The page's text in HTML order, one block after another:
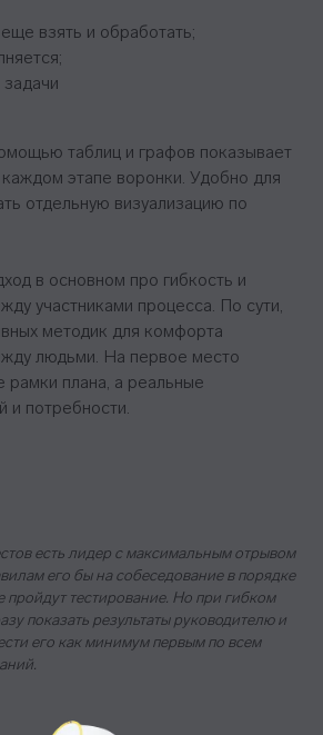
взять и обработать;
таблиц и графов показывает
этапе воронки. Удобно для
отдельную визуализацию по
в основном про гибкость и
участниками процесса. По сути,
методик для комфорта
людьми. На первое место
рамки плана, а реальные
и потребности.
есть лидер с максимальным отрывом
его бы на собеседование в порядке
пройдут тестирование. Но при гибком
показать результаты руководителю и
его как минимум первым по всем
рассылку.
мечты